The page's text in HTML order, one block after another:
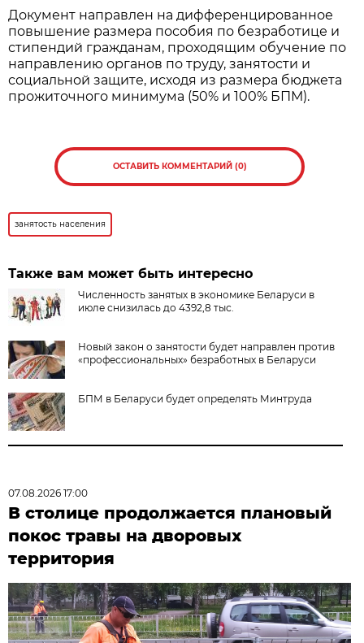
Документ направлен на дифференцированное
повышение размера пособия по безработице и
стипендий гражданам, проходящим обучение по
направлению органов по труду, занятости и
социальной защите, исходя из размера бюджета
прожиточного минимума (50% и 100% БПМ).
ОСТАВИТЬ КОММЕНТАРИЙ (0)
занятость населения
Также вам может быть интересно
Численность занятых в экономике Беларуси в
июле снизилась до 4392,8 тыс.
Новый закон о занятости будет направлен против
«профессиональных» безработных в Беларуси
БПМ в Беларуси будет определять Минтруда
07.08.2026 17:00
В столице продолжается плановый
покос травы на дворовых
территория